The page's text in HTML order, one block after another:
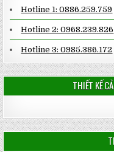
Hotline 1: 0886.259.759
Hotline 2: 0968.239.826
Hotline 3: 0985.386.172
THIẾT KẾ